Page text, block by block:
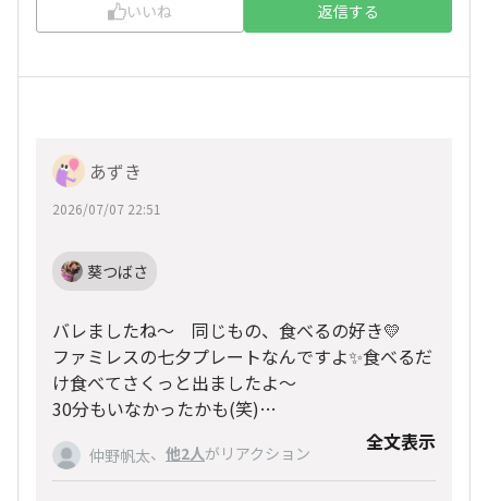
いいね 返信する
あずき
2026/07/07 22:51
葵つばさ
バレましたね～ 同じもの、食べるの好き💛
ファミレスの七夕プレートなんですよ✨食べるだ
け食べてさくっと出ましたよ～
30分もいなかったかも(笑)
ほんま、シンキゲキじゃなくて良かった～🤗
仲野帆太、 他2人がリアクション 全文表示